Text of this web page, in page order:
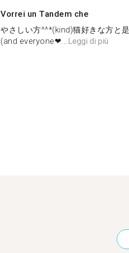
Vorrei un Tandem che
やさしい方^^*(kind)猫好きな方と
(and everyone❤...Leggi di più